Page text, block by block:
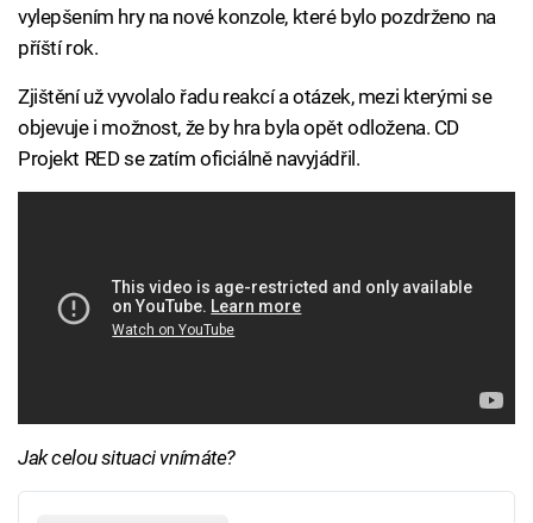
vylepšením hry na nové konzole, které bylo pozdrženo na
příští rok.
Zjištění už vyvolalo řadu reakcí a otázek, mezi kterými se
objevuje i možnost, že by hra byla opět odložena. CD
Projekt RED se zatím oficiálně navyjádřil.
Jak celou situaci vnímáte?